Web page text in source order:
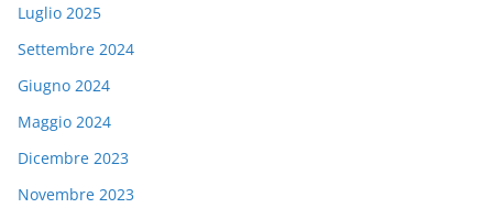
Luglio 2025
Settembre 2024
Giugno 2024
Maggio 2024
Dicembre 2023
Novembre 2023